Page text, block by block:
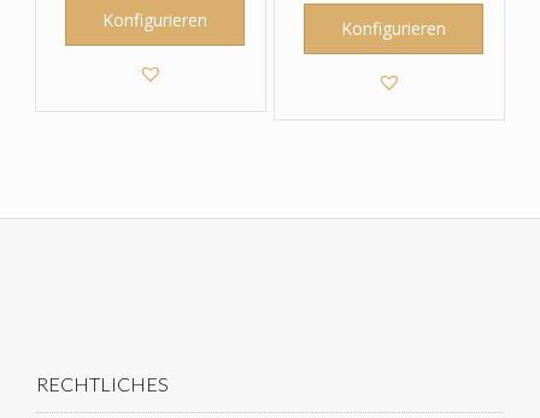
Konfigurieren Konfigurieren
RECHTLICHES